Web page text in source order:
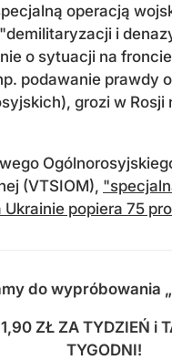
operacją
i
o sytuacji na
podawanie prawdy
grozi w Rosji
(VTSIOM),
popiera 75
do wypróbowania
ZŁ ZA TYDZIEŃ i
TYGODNI!